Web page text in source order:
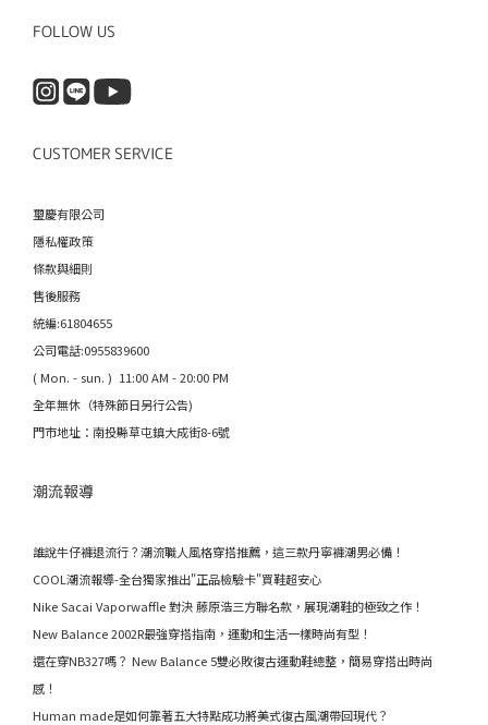
FOLLOW US
CUSTOMER SERVICE
璽慶有限公司
隱私權政策
條款與細則
售後服務
統編:61804655
公司電話:0955839600
( Mon. - sun. ) 11:00 AM - 20:00 PM
全年無休（特殊節日另行公告)
門市地址：南投縣草屯鎮大成街8-6號
潮流報導
誰說牛仔褲退流行？潮流職人風格穿搭推薦，這三款丹寧褲潮男必備！
COOL潮流報導-全台獨家推出"正品檢驗卡"買鞋超安心
Nike Sacai Vaporwaffle 對決 藤原浩三方聯名款，展現潮鞋的極致之作！
New Balance 2002R最強穿搭指南，運動和生活一樣時尚有型！
還在穿NB327嗎？ New Balance 5雙必敗復古運動鞋總整，簡易穿搭出時尚
感！
Human made是如何靠著五大特點成功將美式復古風潮帶回現代？